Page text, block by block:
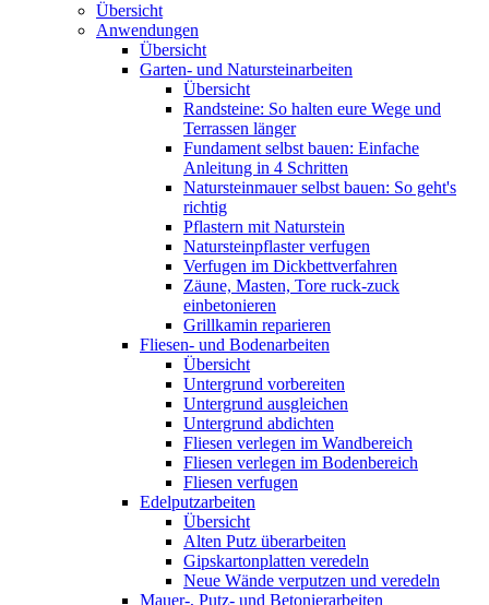
Übersicht
Anwendungen
Übersicht
Garten- und Natursteinarbeiten
Übersicht
Randsteine: So halten eure Wege und
Terrassen länger
Fundament selbst bauen: Einfache
Anleitung in 4 Schritten
Natursteinmauer selbst bauen: So geht's
richtig
Pflastern mit Naturstein
Natursteinpflaster verfugen
Verfugen im Dickbettverfahren
Zäune, Masten, Tore ruck-zuck
einbetonieren
Grillkamin reparieren
Fliesen- und Bodenarbeiten
Übersicht
Untergrund vorbereiten
Untergrund ausgleichen
Untergrund abdichten
Fliesen verlegen im Wandbereich
Fliesen verlegen im Bodenbereich
Fliesen verfugen
Edelputzarbeiten
Übersicht
Alten Putz überarbeiten
Gipskartonplatten veredeln
Neue Wände verputzen und veredeln
Mauer-, Putz- und Betonierarbeiten